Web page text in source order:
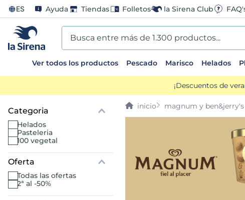
ES Ayuda Tiendas Folletos la Sirena Club
Busca entre más de 1.300 productos...
Ver todos los productos Pescado Marisco Helados
¡Descuentos de
helados
pasteleria
100 vegetal
Oferta
todas las ofertas
2ª al -50%
magnum y ben&jerry's
TÉRMINOS MÁS BUSCADOS
1. helados sirena
2. gambas
3 patatas
gamba
5. verduras